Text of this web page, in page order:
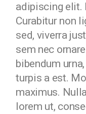
adipiscing elit.
Curabitur non
sed, viverra
sem nec
bibendum
turpis a est.
maximus.
lorem ut,